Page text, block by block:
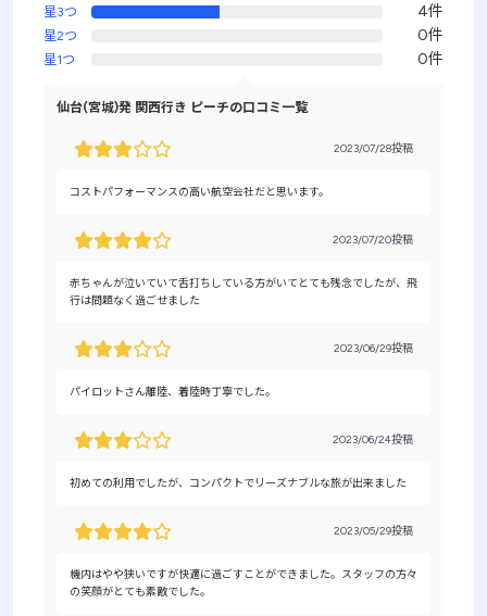
星3つ 4件
星2つ 0件
星1つ 0件
仙台(宮城)発 関西行き ピーチの口コミ一覧
2023/07/28投稿
コストパフォーマンスの高い航空会社だと思います。
2023/07/20投稿
赤ちゃんが泣いていて舌打ちしている方がいてとても残念でしたが、飛
行は問題なく過ごせました
2023/06/29投稿
パイロットさん離陸、着陸時丁寧でした。
2023/06/24投稿
初めての利用でしたが、コンパクトでリーズナブルな旅が出来ました
2023/05/29投稿
機内はやや狭いですが快適に過ごすことができました。スタッフの方々
の笑顔がとても素敵でした。